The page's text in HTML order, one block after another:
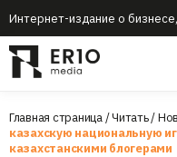
Интернет-издание о
Главная страница/Читать/
казахскую национальную
казахстанскими блогерами